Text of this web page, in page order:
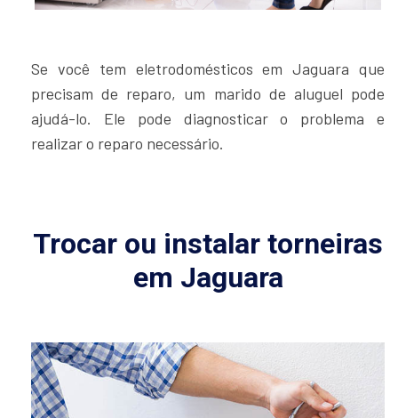
Se você tem eletrodomésticos em Jaguara que
precisam de reparo, um marido de aluguel pode
ajudá-lo. Ele pode diagnosticar o problema e
realizar o reparo necessário.
Trocar ou instalar torneiras
em Jaguara